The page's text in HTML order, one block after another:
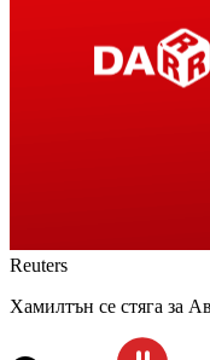
Reuters
Хамилтън се стяга за